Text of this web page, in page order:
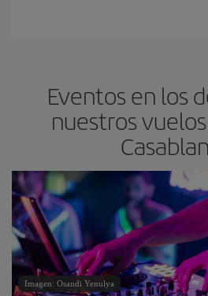
Eventos en los
nuestros
Imagen: Osandi Yenulya